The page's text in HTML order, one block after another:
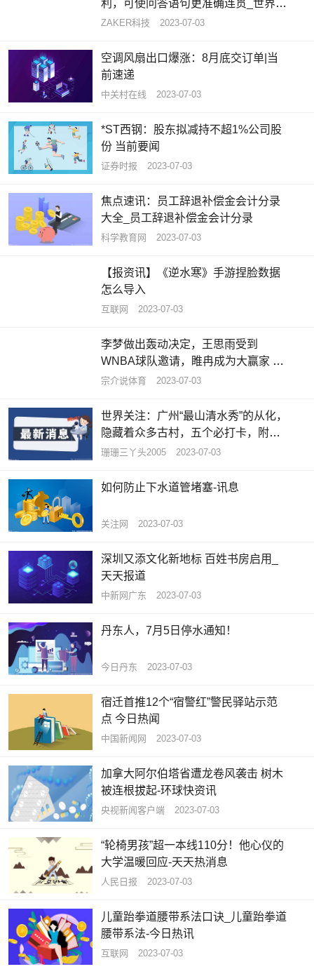
利，可使问答语句更准确连贯_世界热
闻
ZAKER科技 2023-07-03
空调风扇出口爆涨：8月底交订单|当
前速递
中关村在线 2023-07-03
*ST西钢：股东拟减持不超1%公司股
份 当前要闻
证券时报 2023-07-03
焦点速讯：员工辞退补偿金会计分录
大全_员工辞退补偿金会计分录
科学教育网 2023-07-03
【报资讯】《逆水寒》手游捏脸数据
怎么导入
互联网 2023-07-03
李梦做出轰动决定，王思雨受到
WNBA球队邀请，睢冉成为大赢家 天
天资讯
宗介说体育 2023-07-03
世界关注：广州“最山清水秀”的从化，
隐藏着众多古村，五个必打卡，附攻
略
珊珊三丫头2005 2023-07-03
如何防止下水道管堵塞-讯息
关注网 2023-07-03
深圳又添文化新地标 百姓书房启用_
天天报道
中新网广东 2023-07-03
丹东人，7月5日停水通知！
今日丹东 2023-07-03
宿迁首推12个“宿警红”警民驿站示范
点 今日热闻
中国新闻网 2023-07-03
加拿大阿尔伯塔省遭龙卷风袭击 树木
被连根拔起-环球快资讯
央视新闻客户端 2023-07-03
“轮椅男孩”超一本线110分！他心仪的
大学温暖回应-天天热消息
人民日报 2023-07-03
儿童跆拳道腰带系法口诀_儿童跆拳道
腰带系法-今日热讯
互联网 2023-07-03